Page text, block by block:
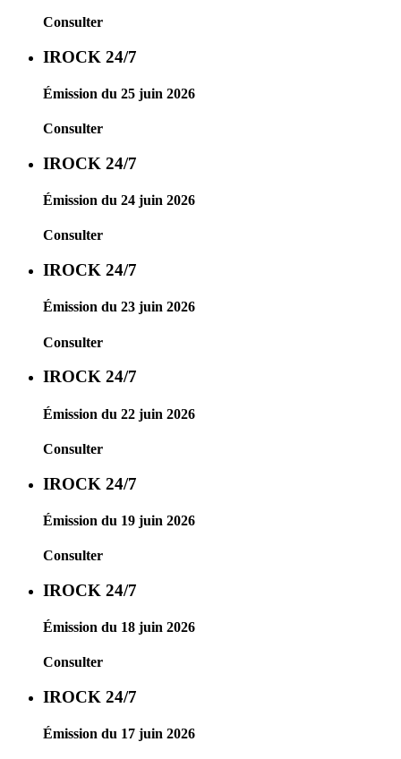
Consulter
IROCK 24/7
Émission du 25 juin 2026
Consulter
IROCK 24/7
Émission du 24 juin 2026
Consulter
IROCK 24/7
Émission du 23 juin 2026
Consulter
IROCK 24/7
Émission du 22 juin 2026
Consulter
IROCK 24/7
Émission du 19 juin 2026
Consulter
IROCK 24/7
Émission du 18 juin 2026
Consulter
IROCK 24/7
Émission du 17 juin 2026